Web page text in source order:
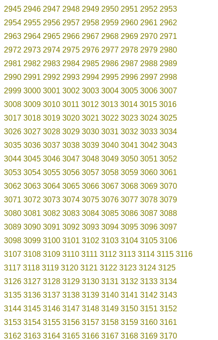
2945 2946 2947 2948 2949 2950 2951 2952 2953
2954 2955 2956 2957 2958 2959 2960 2961 2962
2963 2964 2965 2966 2967 2968 2969 2970 2971
2972 2973 2974 2975 2976 2977 2978 2979 2980
2981 2982 2983 2984 2985 2986 2987 2988 2989
2990 2991 2992 2993 2994 2995 2996 2997 2998
2999 3000 3001 3002 3003 3004 3005 3006 3007
3008 3009 3010 3011 3012 3013 3014 3015 3016
3017 3018 3019 3020 3021 3022 3023 3024 3025
3026 3027 3028 3029 3030 3031 3032 3033 3034
3035 3036 3037 3038 3039 3040 3041 3042 3043
3044 3045 3046 3047 3048 3049 3050 3051 3052
3053 3054 3055 3056 3057 3058 3059 3060 3061
3062 3063 3064 3065 3066 3067 3068 3069 3070
3071 3072 3073 3074 3075 3076 3077 3078 3079
3080 3081 3082 3083 3084 3085 3086 3087 3088
3089 3090 3091 3092 3093 3094 3095 3096 3097
3098 3099 3100 3101 3102 3103 3104 3105 3106
3107 3108 3109 3110 3111 3112 3113 3114 3115 3116
3117 3118 3119 3120 3121 3122 3123 3124 3125
3126 3127 3128 3129 3130 3131 3132 3133 3134
3135 3136 3137 3138 3139 3140 3141 3142 3143
3144 3145 3146 3147 3148 3149 3150 3151 3152
3153 3154 3155 3156 3157 3158 3159 3160 3161
3162 3163 3164 3165 3166 3167 3168 3169 3170